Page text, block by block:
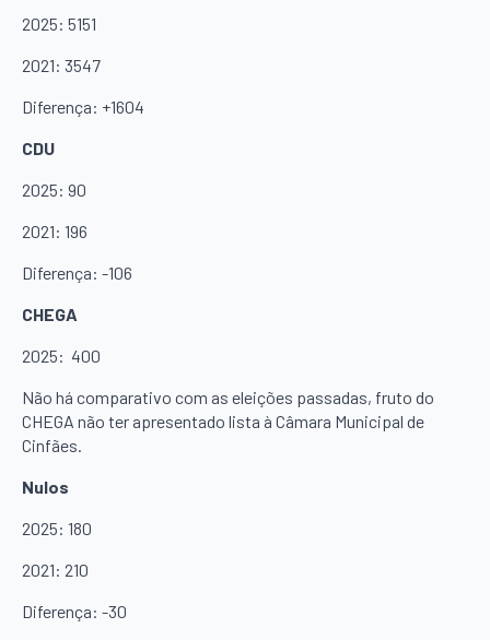
2025: 5151
2021: 3547
Diferença: +1604
CDU
2025: 90
2021: 196
Diferença: -106
CHEGA
2025: 400
Não há comparativo com as eleições passadas, fruto do
CHEGA não ter apresentado lista à Câmara Municipal de
Cinfães.
Nulos
2025: 180
2021: 210
Diferença: -30